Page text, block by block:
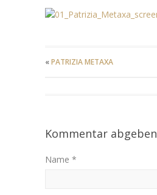
«PATRIZIA METAXA
Kommentar abgeben
Name *